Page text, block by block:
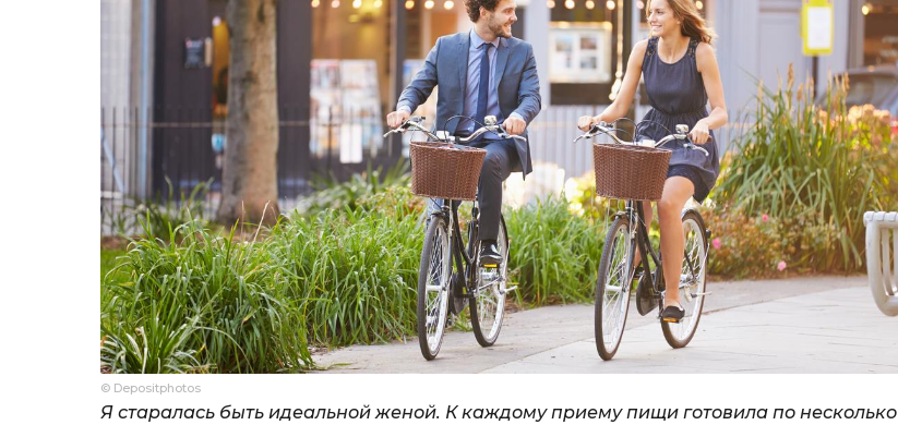
© Depositphotos
Я старалась быть идеальной женой. К каждому приему пищи готовила по несколько